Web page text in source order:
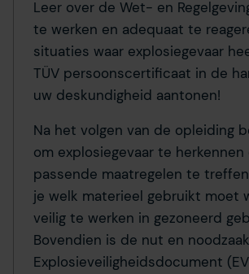
Leer over de Wet- en
te werken en adequaat te
situaties waar explosiegevaar
TÜV persoonscertificaat in de
uw deskundigheid aantonen!
Na het volgen van de opleiding
om explosiegevaar te herkennen
passende maatregelen te
je welk materieel gebruikt moet
veilig te werken in gezoneerd
Bovendien is de nut en
Explosieveiligheidsdocument